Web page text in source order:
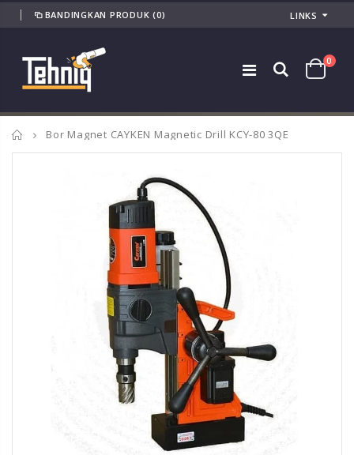
BANDINGKAN PRODUK (0) LINKS
0
Home
Bor Magnet CAYKEN Magnetic Drill KCY-80 3QE